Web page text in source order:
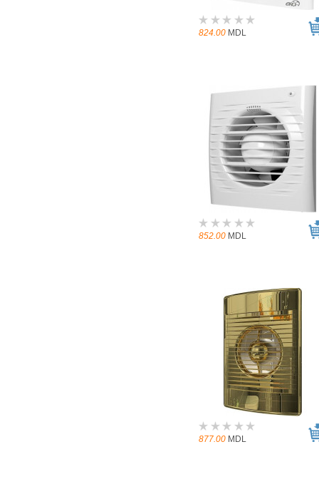
824.00 MDL
852.00 MDL
877.00 MDL